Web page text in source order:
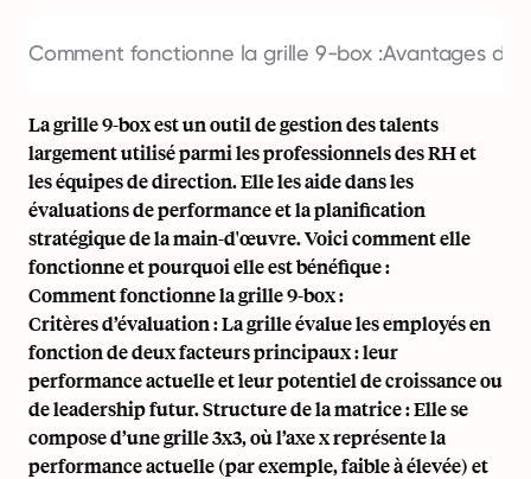
Comment fonctionne la grille 9-box :Avantages de
La grille 9-box est un outil de gestion des talents
largement utilisé parmi les professionnels des RH et
les équipes de direction. Elle les aide dans les
évaluations de performance et la planification
stratégique de la main-d'œuvre. Voici comment elle
fonctionne et pourquoi elle est bénéfique :
Comment fonctionne la grille 9-box :
Critères d’évaluation : La grille évalue les employés en
fonction de deux facteurs principaux : leur
performance actuelle et leur potentiel de croissance ou
de leadership futur. Structure de la matrice : Elle se
compose d’une grille 3x3, où l’axe x représente la
performance actuelle (par exemple, faible à élevée) et